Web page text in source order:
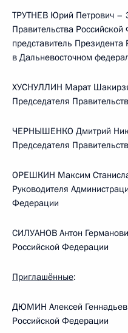
ТРУТНЕВ Юрий Петрович –
Правительства
представитель
в Дальневосточном
ХУСНУЛЛИН Марат
Председателя
ЧЕРНЫШЕНКО Дмитрий
Председателя
ОРЕШКИН Максим
Руководителя
Федерации
СИЛУАНОВ Антон
Российской Федерации
Приглашённые:
ДЮМИН Алексей
Российской Федерации